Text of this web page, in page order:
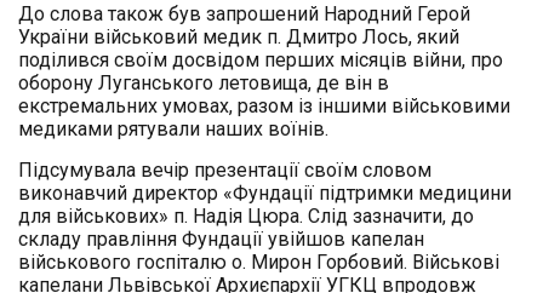
До слова також був запрошений Народний Герой
України військовий медик п. Дмитро Лось, який
поділився своїм досвідом перших місяців війни, про
оборону Луганського летовища, де він в
екстремальних умовах, разом із іншими військовими
медиками рятували наших воїнів.
Підсумувала вечір презентації своїм словом
виконавчий директор «Фундації підтримки медицини
для військових» п. Надія Цюра. Слід зазначити, до
складу правління Фундації увійшов капелан
військового госпіталю о. Мирон Горбовий. Військові
капелани Львівської Архиєпархії УГКЦ впродовж